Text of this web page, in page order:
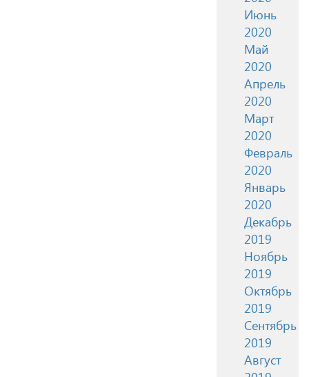
Июнь
2020
Май
2020
Апрель
2020
Март
2020
Февраль
2020
Январь
2020
Декабрь
2019
Ноябрь
2019
Октябрь
2019
Сентябрь
2019
Август